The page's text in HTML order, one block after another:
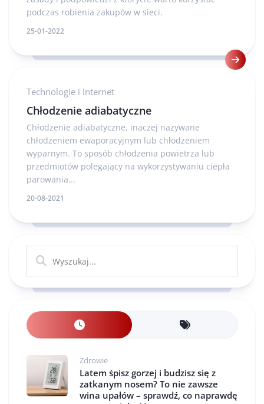
podczas robienia zakupów w sieci.
25-01-2022
Technologie i Internet
Chłodzenie adiabatyczne
Chłodzenie adiabatyczne, inaczej nazywane
chłodzeniem ewaporacyjnym lub chłodzeniem
wyparnym. To sposób chłodzenia powietrza lub
przedmiotów polegający na wykorzystywaniu ciepła
parowania...
20-08-2021
Zdrowie
Latem śpisz gorzej i budzisz się z
zatkanym nosem? To nie zawsze
wina upałów – sprawdź, co naprawdę